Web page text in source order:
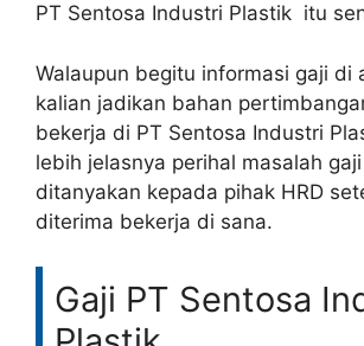
PT Sentosa Industri Plastik itu
Walaupun begitu informasi gaji di
kalian jadikan bahan
bekerja di PT Sentosa Industri
lebih jelasnya perihal masalah
ditanyakan kepada pihak HRD
diterima bekerja di sana.
Gaji PT Sentosa